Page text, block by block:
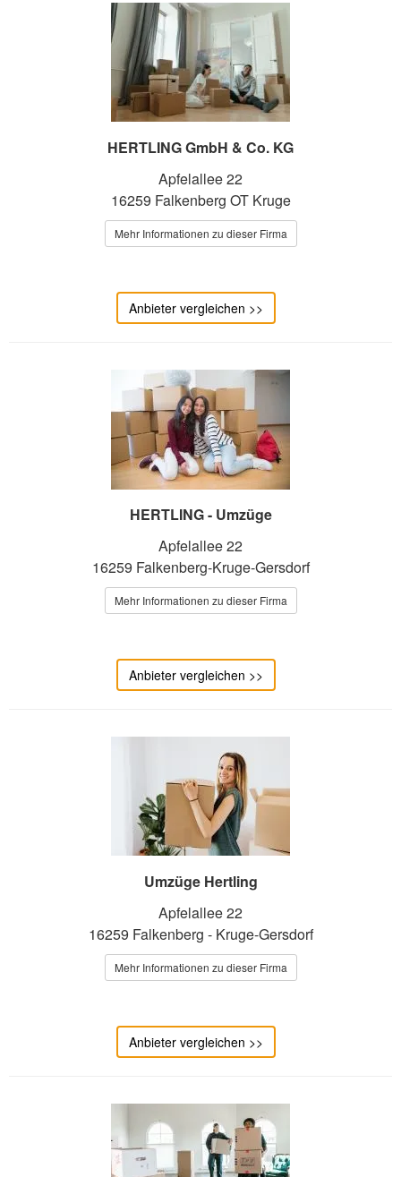
HERTLING GmbH & Co. KG
Apfelallee 22
16259 Falkenberg OT Kruge
Mehr Informationen zu dieser Firma
Anbieter vergleichen >>
HERTLING - Umzüge
Apfelallee 22
16259 Falkenberg-Kruge-Gersdorf
Mehr Informationen zu dieser Firma
Anbieter vergleichen >>
Umzüge Hertling
Apfelallee 22
16259 Falkenberg - Kruge-Gersdorf
Mehr Informationen zu dieser Firma
Anbieter vergleichen >>